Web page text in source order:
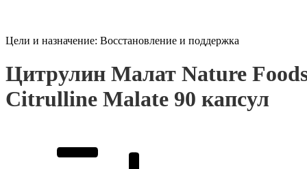
Цели и назначение: Восстановление и поддержка
Цитрулин Малат Nature
Citrulline Malate 90 капсул